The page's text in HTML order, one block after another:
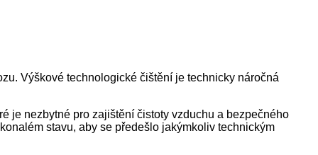
Výškové technologické čištění je technicky náročná
je nezbytné pro zajištění čistoty vzduchu a bezpečného
stavu, aby se předešlo jakýmkoliv technickým